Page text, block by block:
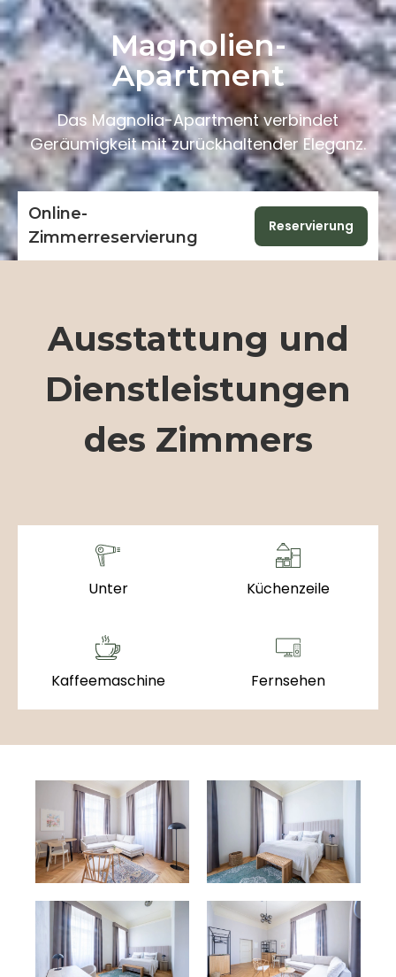
Magnolien-
Apartment
Das Magnolia-Apartment verbindet
Geräumigkeit mit zurückhaltender Eleganz.
Online-
Zimmerreservierung
Reservierung
Ausstattung und
Dienstleistungen
des Zimmers
Unter Küchenzeile
Kaffeemaschine Fernsehen